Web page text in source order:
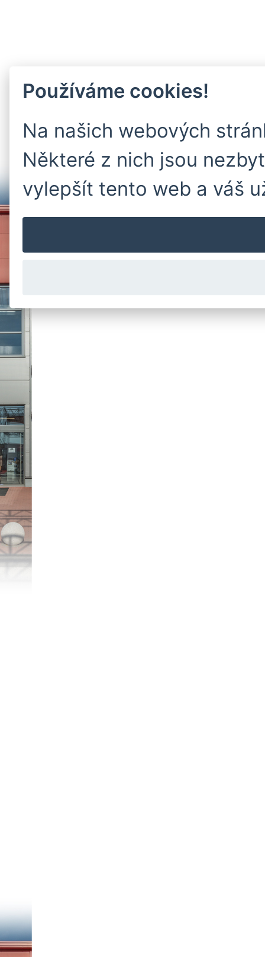
Používáme cookies!
Na našich webových
Některé z nich jsou
vylepšít tento web a váš